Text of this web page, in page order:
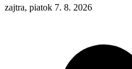
zajtra, piatok 7. 8. 2026